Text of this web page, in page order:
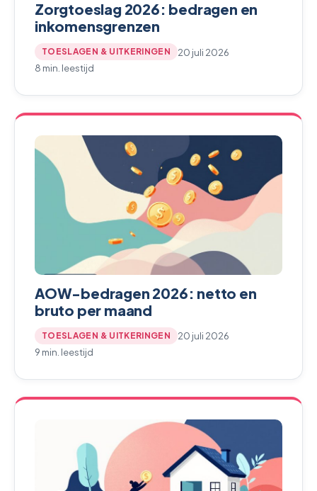
Zorgtoeslag 2026: bedragen en
inkomensgrenzen
TOESLAGEN & UITKERINGEN
20 juli 2026
8 min. leestijd
AOW-bedragen 2026: netto en
bruto per maand
TOESLAGEN & UITKERINGEN
20 juli 2026
9 min. leestijd